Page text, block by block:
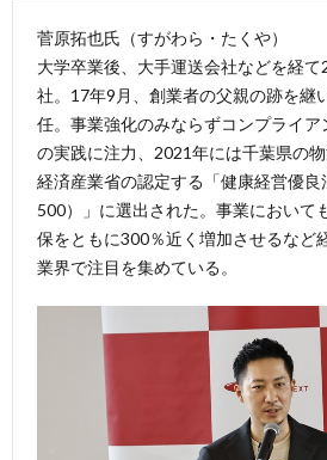
菅原拓也氏（すがわら・たくや）
大学卒業後、大手運送会社などを経て
社。17年9月、創業者の父親の跡を継
任。事業強化のみならずコンプライ
の実践に注力、2021年には千葉県の物
経済産業省の認定する「健康経営優良
500）」に選出された。事業において
保をともに300％近く増加させるなど
業界で注目を集めている。